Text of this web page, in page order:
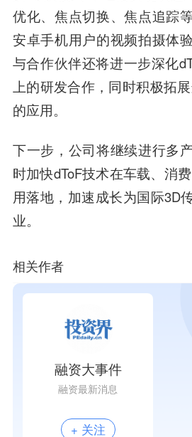
优化、焦点切换、焦点追踪
安卓手机用户的视频拍摄体
与合作伙伴还将进一步深化
上的研发合作，同时积极拓
的应用。
下一步，公司将继续进行多
时加快dToF技术在车载、消
用落地，加速成长为国际3D
业。
相关作者
融资大事件
融资最新消息
+ 关注